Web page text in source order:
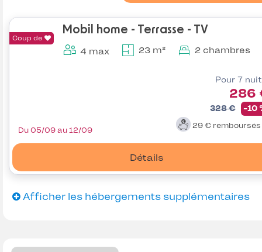
Coup de
Mobil home - Terrasse - TV
4 max 23 m² 2 chambres
Pour 7
286
328 € -10
29 € remboursés
Détails
Du 05/09 au 12/09
Afficher les hébergements supplémentaires